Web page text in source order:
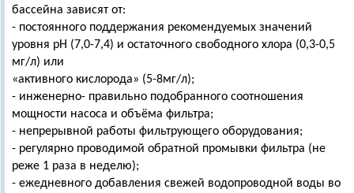
бассейна зависят от:
- постоянного поддержания рекомендуемых значений
уровня рН (7,0-7,4) и остаточного свободного хлора (0,3-0,5
мг/л) или
«активного кислорода» (5-8мг/л);
- инженерно- правильно подобранного соотношения
мощности насоса и объёма фильтра;
- непрерывной работы фильтрующего оборудования;
- регулярно проводимой обратной промывки фильтра (не
реже 1 раза в неделю);
- ежедневного добавления свежей водопроводной воды во